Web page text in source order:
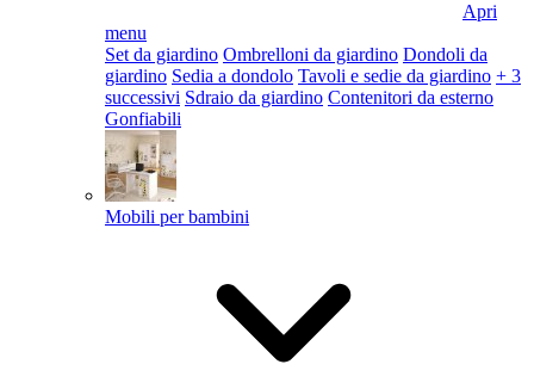
Apri
menu
Set da giardino Ombrelloni da giardino Dondoli da
giardino Sedia a dondolo Tavoli e sedie da giardino + 3
successivi Sdraio da giardino Contenitori da esterno
Gonfiabili
Mobili per bambini